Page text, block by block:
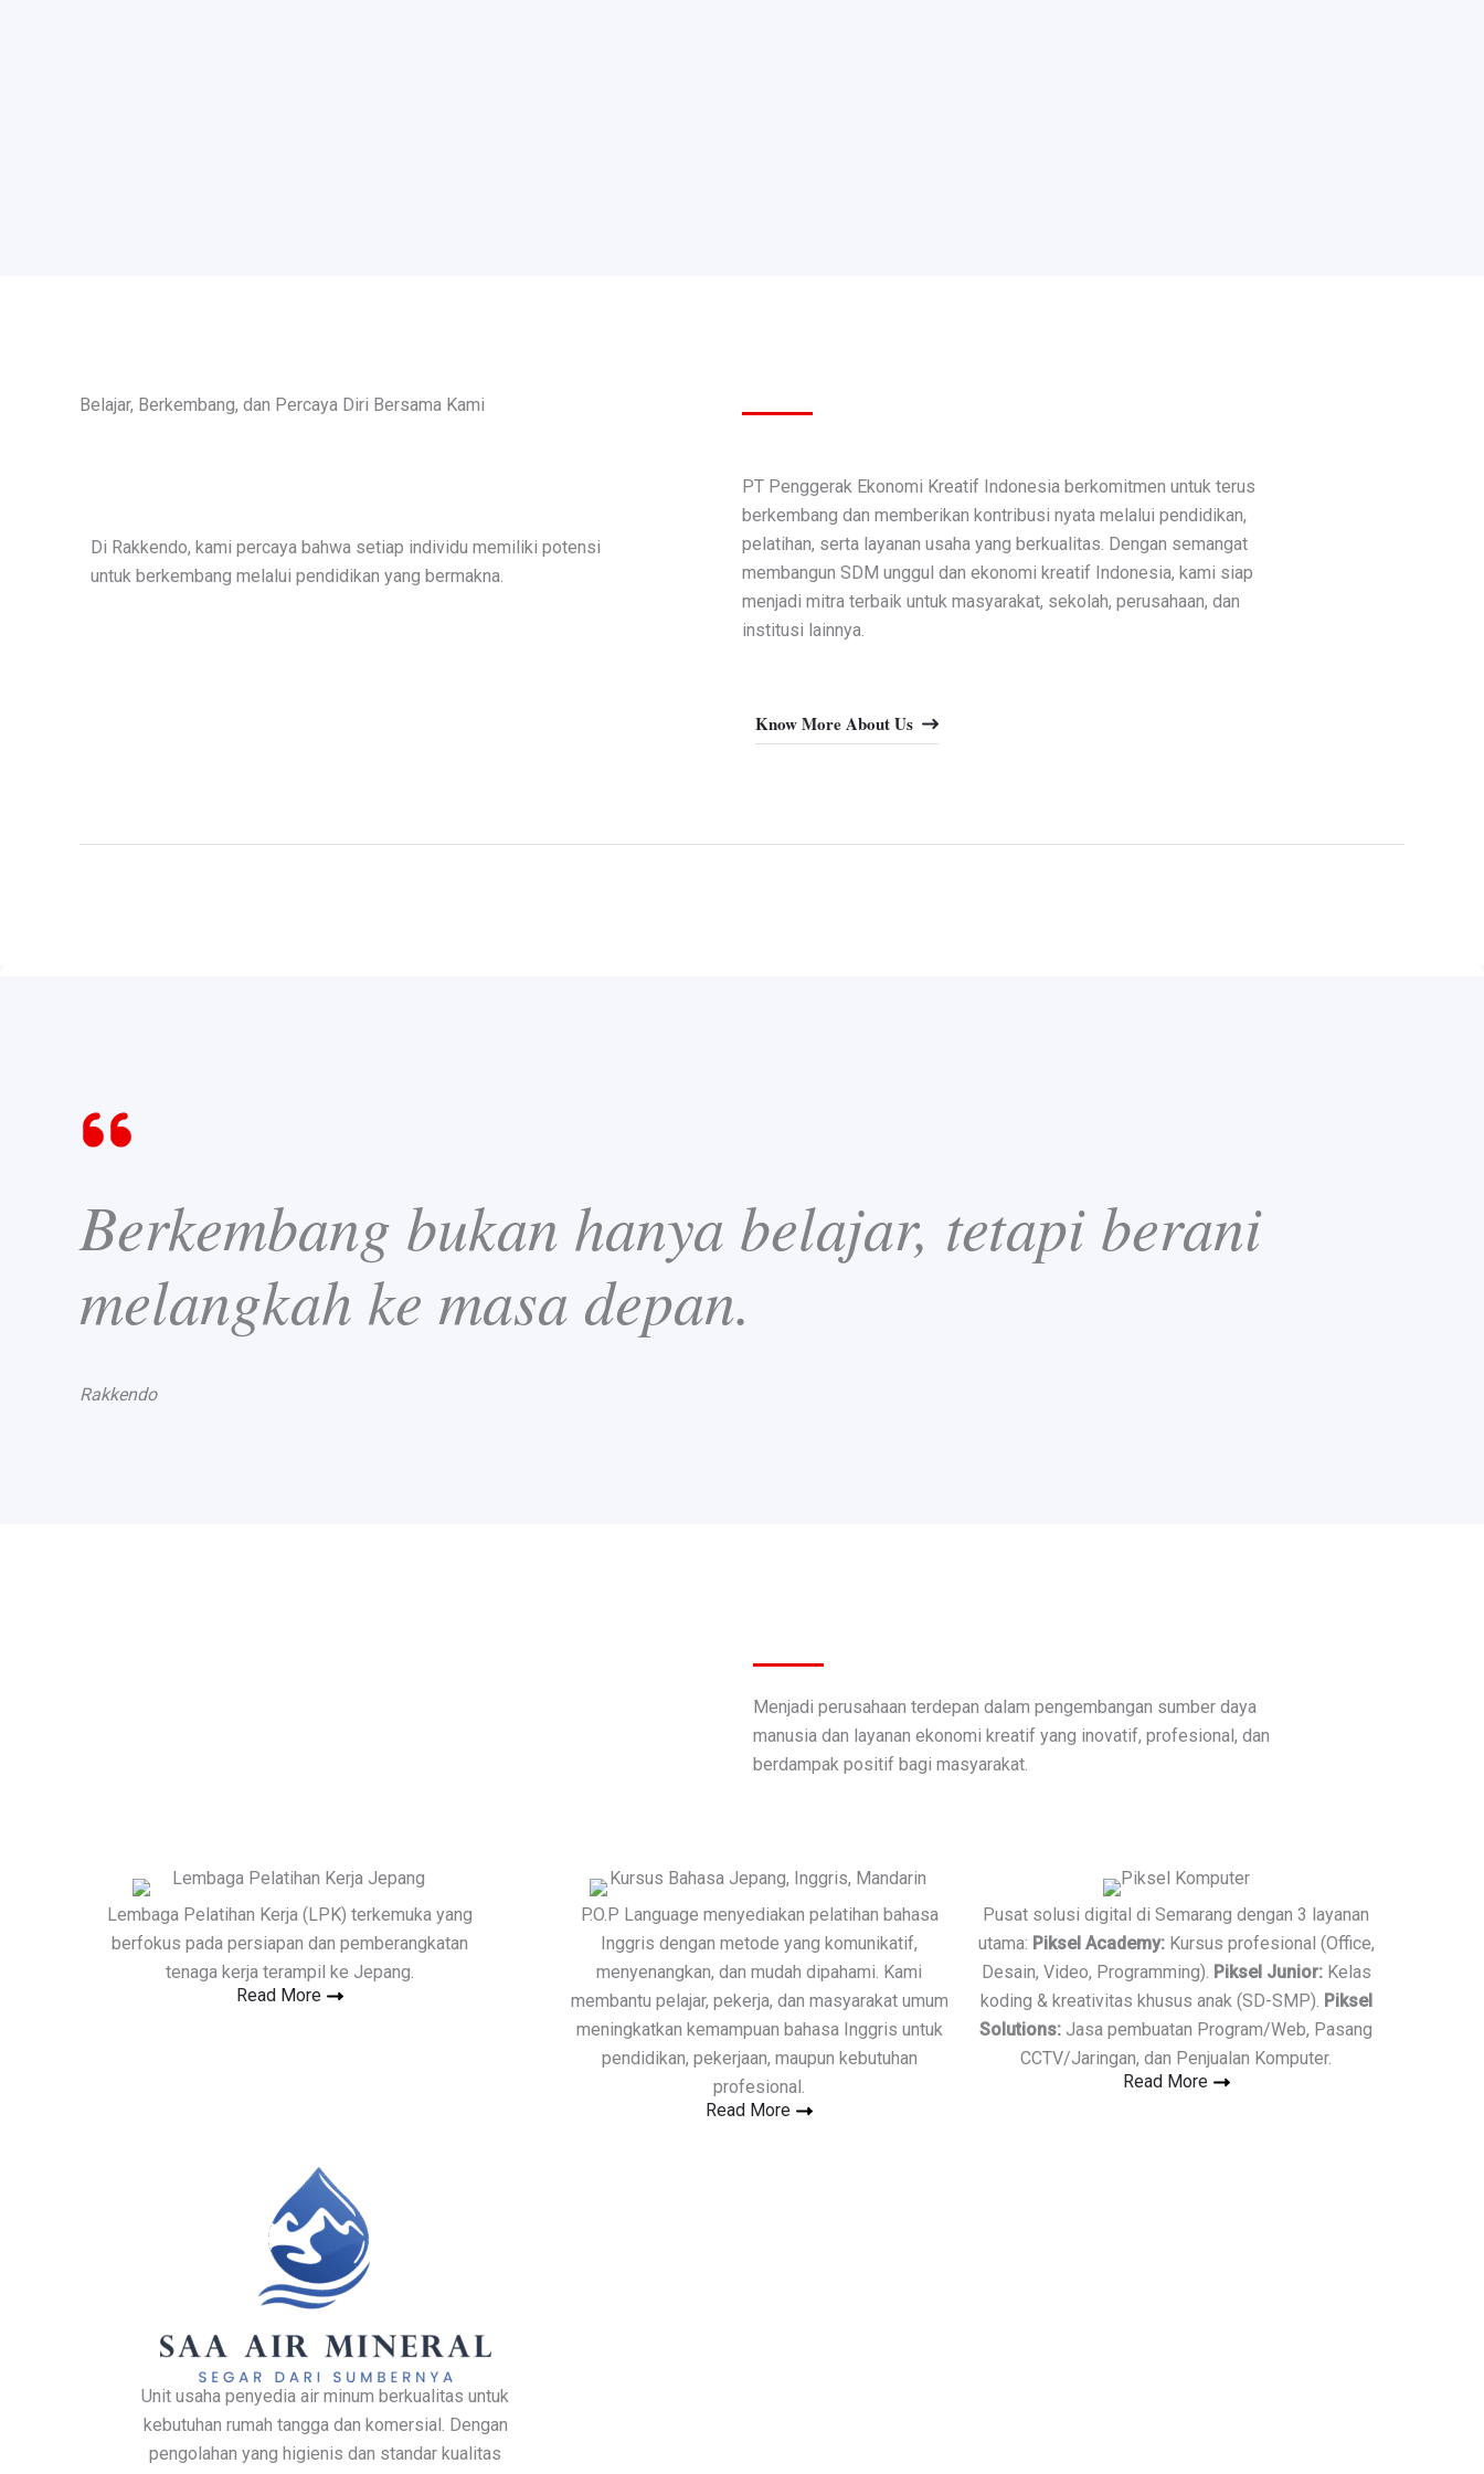
Belajar, Berkembang, dan Percaya Diri Bersama Kami
Di Rakkendo, kami percaya bahwa setiap individu memiliki potensi
untuk berkembang melalui pendidikan yang bermakna.
PT Penggerak Ekonomi Kreatif Indonesia berkomitmen untuk terus
berkembang dan memberikan kontribusi nyata melalui pendidikan,
pelatihan, serta layanan usaha yang berkualitas. Dengan semangat
membangun SDM unggul dan ekonomi kreatif Indonesia, kami siap
menjadi mitra terbaik untuk masyarakat, sekolah, perusahaan, dan
institusi lainnya.
Know More About Us
Berkembang bukan hanya belajar, tetapi berani
melangkah ke masa depan.
Rakkendo
Menjadi perusahaan terdepan dalam pengembangan sumber daya
manusia dan layanan ekonomi kreatif yang inovatif, profesional, dan
berdampak positif bagi masyarakat.
Lembaga Pelatihan Kerja (LPK) terkemuka yang
berfokus pada persiapan dan pemberangkatan
tenaga kerja terampil ke Jepang.
Read More
P.O.P Language menyediakan pelatihan bahasa
Inggris dengan metode yang komunikatif,
menyenangkan, dan mudah dipahami. Kami
membantu pelajar, pekerja, dan masyarakat umum
meningkatkan kemampuan bahasa Inggris untuk
pendidikan, pekerjaan, maupun kebutuhan
profesional.
Read More
Pusat solusi digital di Semarang dengan 3 layanan
utama: Piksel Academy:Kursus profesional (Office,
Desain, Video, Programming). Piksel Junior:Kelas
koding & kreativitas khusus anak (SD-SMP). Piksel
Solutions: Jasa pembuatan Program/Web, Pasang
CCTV/Jaringan, dan Penjualan Komputer.
Read More
Unit usaha penyedia air minum berkualitas untuk
kebutuhan rumah tangga dan komersial. Dengan
pengolahan yang higienis dan standar kualitas